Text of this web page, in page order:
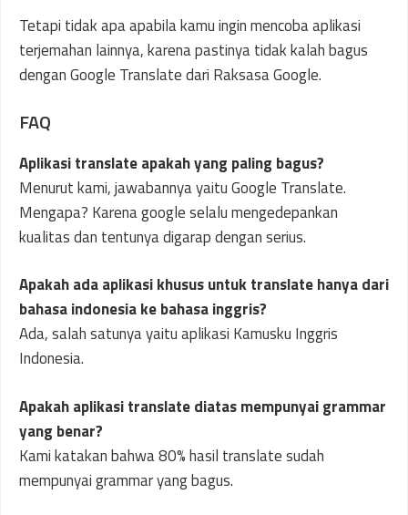
Tetapi tidak apa apabila kamu ingin mencoba aplikasi
terjemahan lainnya, karena pastinya tidak kalah bagus
dengan Google Translate dari Raksasa Google.
FAQ
Aplikasi translate apakah yang paling bagus?
Menurut kami, jawabannya yaitu Google Translate.
Mengapa? Karena google selalu mengedepankan
kualitas dan tentunya digarap dengan serius.
Apakah ada aplikasi khusus untuk translate hanya dari
bahasa indonesia ke bahasa inggris?
Ada, salah satunya yaitu aplikasi Kamusku Inggris
Indonesia.
Apakah aplikasi translate diatas mempunyai grammar
yang benar?
Kami katakan bahwa 80% hasil translate sudah
mempunyai grammar yang bagus.